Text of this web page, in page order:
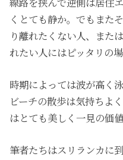
くとても静か。でもまた
り離れたくない人、また
れたい人にはピッタリの場
時期によっては波が高く
ビーチの散歩は気持ちよ
はとても美しく一見の価値
筆者たちはスリランカに